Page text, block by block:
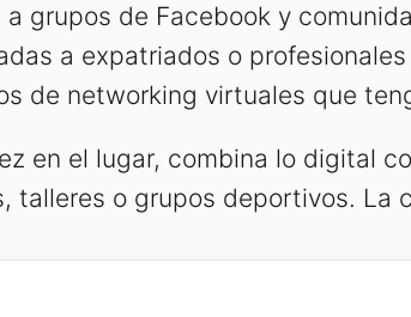
a grupos de Facebook y
a expatriados o
de networking virtuales que
en el lugar, combina lo digital
talleres o grupos deportivos. La